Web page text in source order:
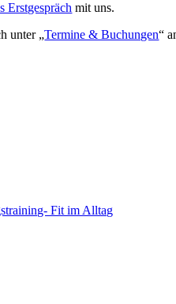
Erstgespräch mit uns.
unter „Termine & Buchungen“
Fit im Alltag